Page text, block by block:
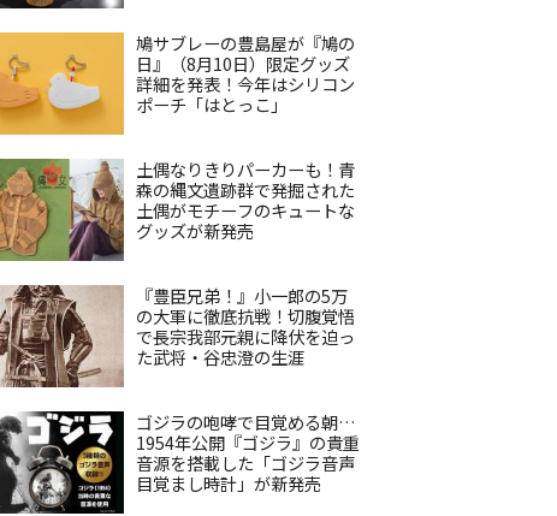
鳩サブレーの豊島屋が『鳩の
日』（8月10日）限定グッズ
詳細を発表！今年はシリコン
ポーチ「はとっこ」
土偶なりきりパーカーも！青
森の縄文遺跡群で発掘された
土偶がモチーフのキュートな
グッズが新発売
『豊臣兄弟！』小一郎の5万
の大軍に徹底抗戦！切腹覚悟
で長宗我部元親に降伏を迫っ
た武将・谷忠澄の生涯
ゴジラの咆哮で目覚める朝…
1954年公開『ゴジラ』の貴重
音源を搭載した「ゴジラ音声
目覚まし時計」が新発売